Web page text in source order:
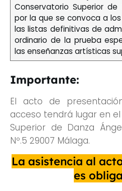
Conservatorio Superior de
por la que se convoca a
las listas definitivas de
ordinario de la prueba
las enseñanzas artísticas
Importante:
El acto de
acceso tendrá lugar en
Superior de Danza
Nº.5 29007 Málaga.
La asistencia al
es